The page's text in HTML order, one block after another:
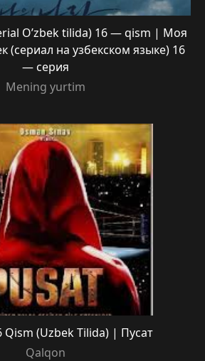
O’zbek tilida) 16 — qism | Моя
(сериал на узбекском языке) 16
— серия
Mening yurtim
(Uzbek Tilida) | Пусат
Qalqon